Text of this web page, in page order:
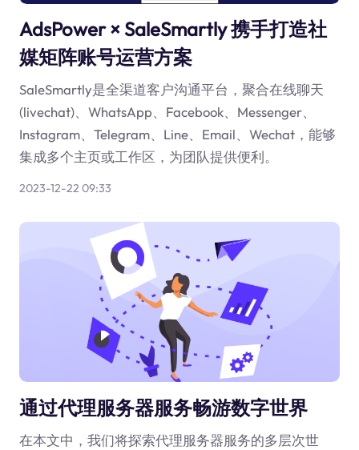
AdsPower × SaleSmartly 携手打造社
媒矩阵账号运营方案
SaleSmartly是全渠道客户沟通平台，聚合在线聊天
(livechat)、WhatsApp、Facebook、Messenger、
Instagram、Telegram、Line、Email、Wechat，能够
集成多个主页或工作区，为团队提供便利。
2023-12-22 09:33
通过代理服务器服务畅游数字世界
在本文中，我们将探索代理服务器服务的多层次世